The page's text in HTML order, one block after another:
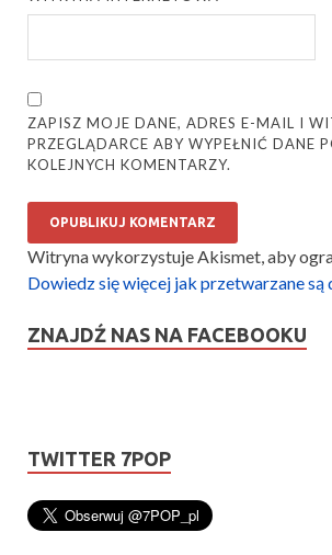
ZAPISZ MOJE DANE, ADRES E-MAIL I
PRZEGLĄDARCE ABY WYPEŁNIĆ DANE
KOLEJNYCH KOMENTARZY.
Witryna wykorzystuje Akismet, aby
Dowiedz się więcej jak przetwarzane są
ZNAJDŹ NAS NA FACEBOOKU
TWITTER 7POP